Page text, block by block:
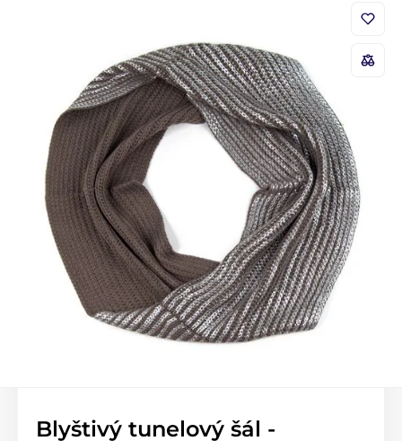
Blyštivý tunelový šál -